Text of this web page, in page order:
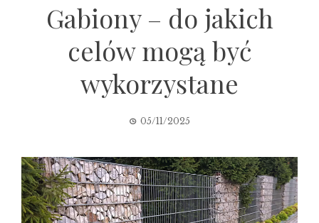
Gabiony – do jakich
celów mogą być
wykorzystane
05/11/2025